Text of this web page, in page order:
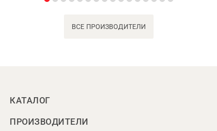
ВСЕ ПРОИЗВОДИТЕЛИ
КАТАЛОГ
ПРОИЗВОДИТЕЛИ